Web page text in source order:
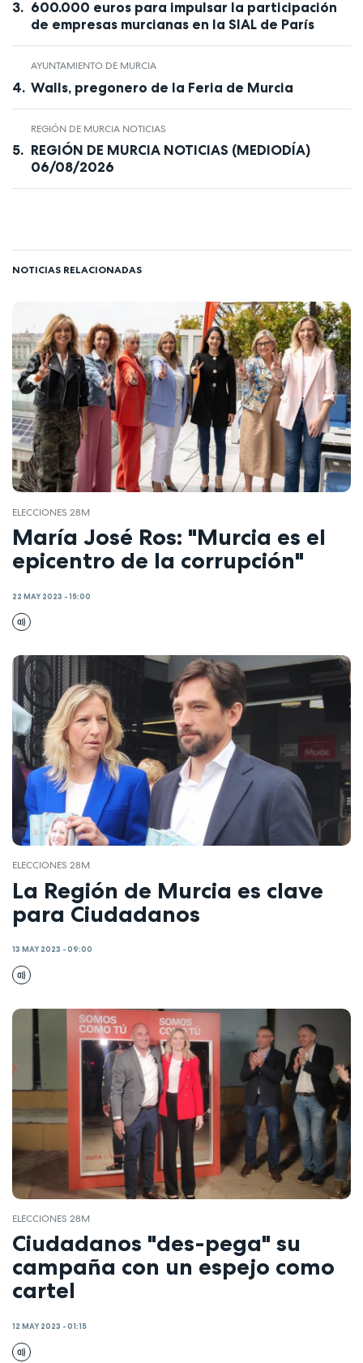
600.000 euros para impulsar la participación
de empresas murcianas en la SIAL de París
AYUNTAMIENTO DE MURCIA
Walls, pregonero de la Feria de Murcia
REGIÓN DE MURCIA NOTICIAS
REGIÓN DE MURCIA NOTICIAS (MEDIODÍA)
06/08/2026
NOTICIAS RELACIONADAS
ELECCIONES 28M
María José Ros: "Murcia es el
epicentro de la corrupción"
22 MAY 2023 - 15:00
ELECCIONES 28M
La Región de Murcia es clave
para Ciudadanos
13 MAY 2023 - 09:00
ELECCIONES 28M
Ciudadanos "des-pega" su
campaña con un espejo como
cartel
12 MAY 2023 - 01:15